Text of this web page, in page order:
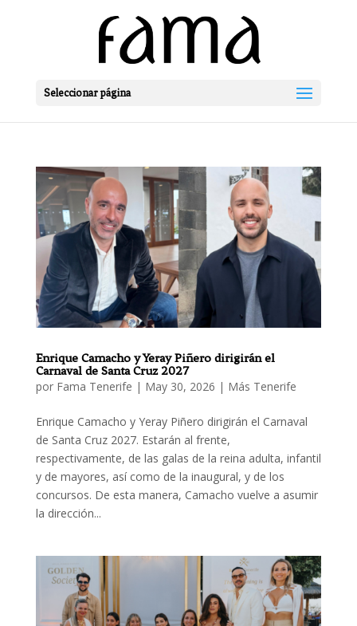
Seleccionar página
Enrique Camacho y Yeray Piñero dirigirán el
Carnaval de Santa Cruz 2027
por Fama Tenerife | May 30, 2026 | Más Tenerife
Enrique Camacho y Yeray Piñero dirigirán el Carnaval
de Santa Cruz 2027. Estarán al frente,
respectivamente, de las galas de la reina adulta, infantil
y de mayores, así como de la inaugural, y de los
concursos. De esta manera, Camacho vuelve a asumir
la dirección...